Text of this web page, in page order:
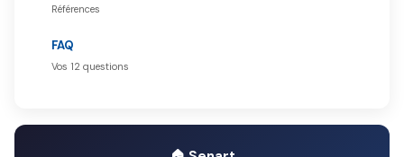
Références
FAQ
Vos 12 questions